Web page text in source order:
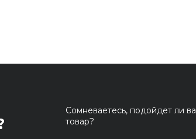
Сомневаетесь, подойдет ли
товар?